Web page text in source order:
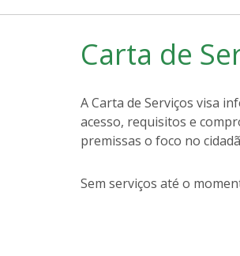
Carta de
A Carta de Serviços visa
acesso, requisitos e
premissas o foco no
Sem serviços até o